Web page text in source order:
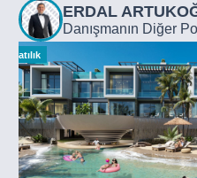
ERDAL
Danışmanın Diğer
Satılık